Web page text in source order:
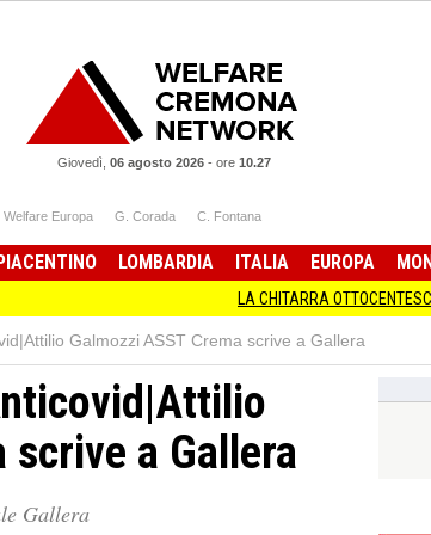
Giovedì, 06 agosto 2026- ore 10.27
Welfare Europa G. Corada C. Fontana
LOMBARDIA ITALIA EUROPA
LA CHITARRA OTTOCENTESCA IN
Galmozzi ASST Crema scrive a Gallera
scrive a Gallera
Gallera